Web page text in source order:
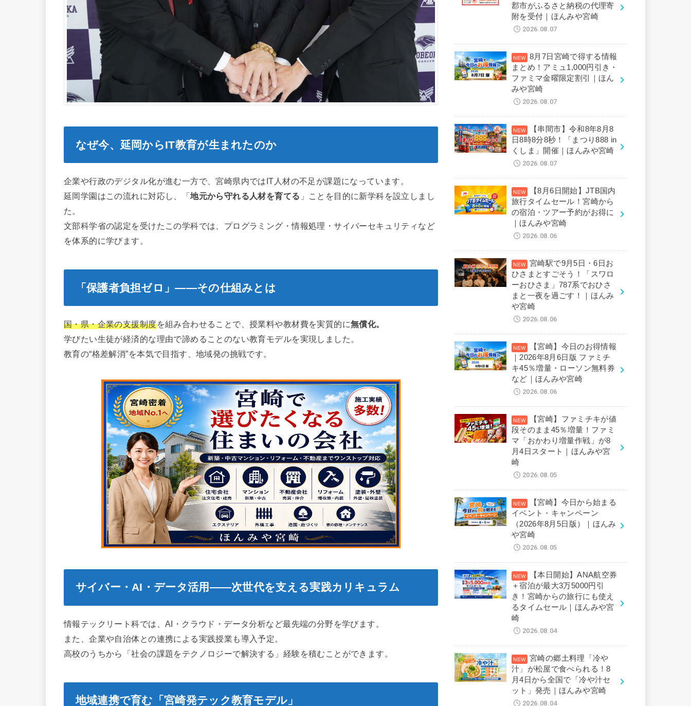
なぜ今、延岡からIT教育が生まれたのか
企業や行政のデジタル化が進む一方で、宮崎県内ではIT人材の不足が課題になっています。
延岡学園はこの流れに対応し、「地元から守れる人材を育てる 」ことを目的に新学科を設立しまし
た。
文部科学省の認定を受けたこの学科では、プログラミング・情報処理・サイバーセキュリティなど
を体系的に学びます。
「保護者負担ゼロ」――その仕組みとは
国・県・企業の支援制度を組み合わせることで、授業料や教材費を実質的に無償化。
学びたい生徒が経済的な理由で諦めることのない教育モデルを実現しました。
教育の“格差解消”を本気で目指す、地域発の挑戦です。
サイバー・AI・データ活用――次世代を支える実践カリキュラム
情報テックリート科では、AI・クラウド・データ分析など最先端の分野を学びます。
また、企業や自治体との連携による実践授業も導入予定。
高校のうちから「社会の課題をテクノロジーで解決する」経験を積むことができます。
地域連携で育む「宮崎発テック教育モデル」
郡市がふるさと納税の代理寄
附を受付｜ほんみや宮崎
2026.08.07
8月7日宮崎で得する情報
まとめ！アミュ1,000円引き・
ファミマ金曜限定割引｜ほん
みや宮崎
2026.08.07
【串間市】令和8年8月8
日8時8分8秒！「まつり888 in
くしま」開催｜ほんみや宮崎
2026.08.07
【8月6日開始】JTB国内
旅行タイムセール！宮崎から
の宿泊・ツアー予約がお得に
｜ほんみや宮崎
2026.08.06
宮崎駅で9月5日・6日お
ひさまとすごそう！「スワロ
ーおひさま」787系でおひさ
まと一夜を過ごす！｜ほんみ
や宮崎
2026.08.06
【宮崎】今日のお得情報
｜2026年8月6日版 ファミチ
キ45％増量・ローソン無料券
など｜ほんみや宮崎
2026.08.06
【宮崎】ファミチキが値
段そのまま45％増量！ファミ
マ「おかわり増量作戦」が8
月4日スタート｜ほんみや宮
崎
2026.08.05
【宮崎】今日から始まる
イベント・キャンペーン
（2026年8月5日版）｜ほんみ
や宮崎
2026.08.05
【本日開始】ANA航空券
＋宿泊が最大3万5000円引
き！宮崎からの旅行にも使え
るタイムセール｜ほんみや宮
崎
2026.08.04
宮崎の郷土料理「冷や
汁」が松屋で食べられる！8
月4日から全国で「冷や汁セ
ット」発売｜ほんみや宮崎
2026.08.04